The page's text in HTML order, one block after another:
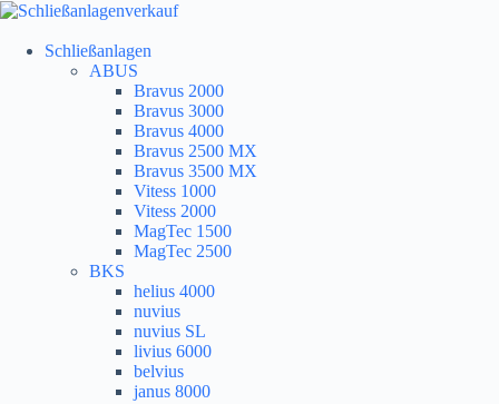
Schließanlagen
ABUS
Bravus 2000
Bravus 3000
Bravus 4000
Bravus 2500 MX
Bravus 3500 MX
Vitess 1000
Vitess 2000
MagTec 1500
MagTec 2500
BKS
helius 4000
nuvius
nuvius SL
livius 6000
belvius
janus 8000